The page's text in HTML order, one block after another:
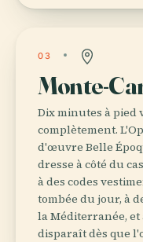
03
Monte-
Dix minutes à pied
complètement.
d'œuvre Belle
dresse à côté du
à des codes
tombée du jour, à
la Méditerranée,
disparaît dès que